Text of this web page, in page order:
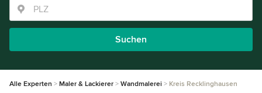
Suchen
Alle Experten Maler & Lackierer Wandmalerei Kreis Recklinghausen